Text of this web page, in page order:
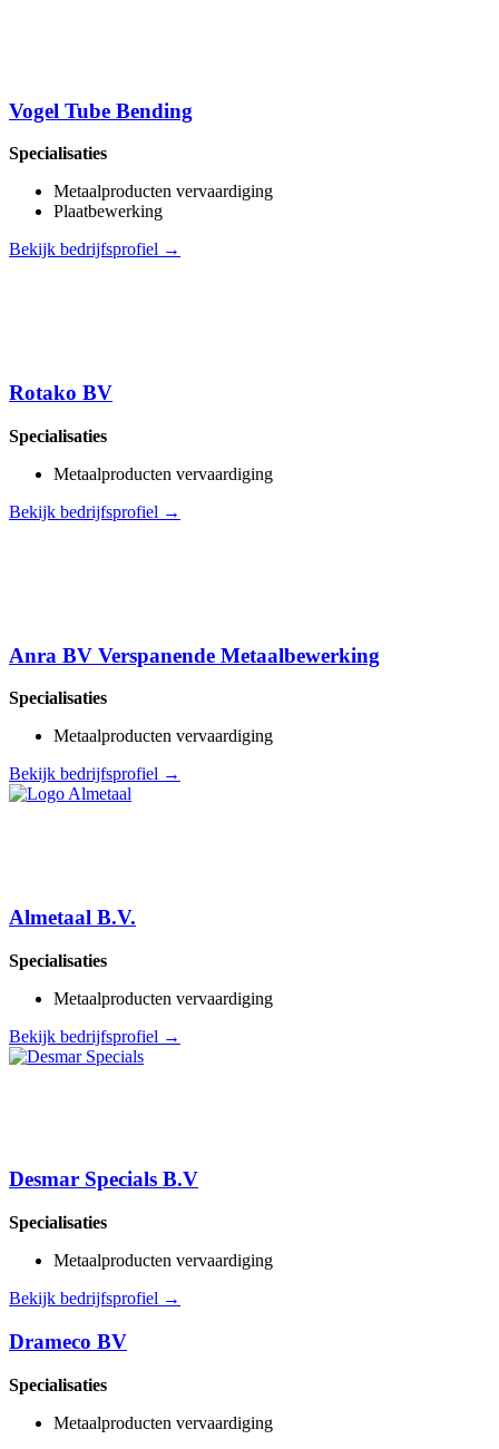
Vogel Tube Bending
Specialisaties
Metaalproducten vervaardiging
Plaatbewerking
Bekijk bedrijfsprofiel →
Rotako BV
Specialisaties
Metaalproducten vervaardiging
Bekijk bedrijfsprofiel →
Anra BV Verspanende Metaalbewerking
Specialisaties
Metaalproducten vervaardiging
Bekijk bedrijfsprofiel →
Almetaal B.V.
Specialisaties
Metaalproducten vervaardiging
Bekijk bedrijfsprofiel →
Desmar Specials B.V
Specialisaties
Metaalproducten vervaardiging
Bekijk bedrijfsprofiel →
Drameco BV
Specialisaties
Metaalproducten vervaardiging